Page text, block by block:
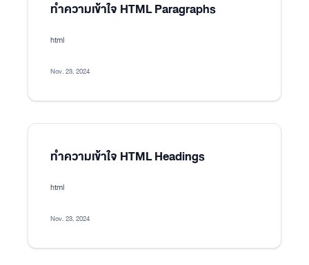
ทำความเข้าใจ HTML Paragraphs
html
Nov. 23, 2024
ทำความเข้าใจ HTML Headings
html
Nov. 23, 2024